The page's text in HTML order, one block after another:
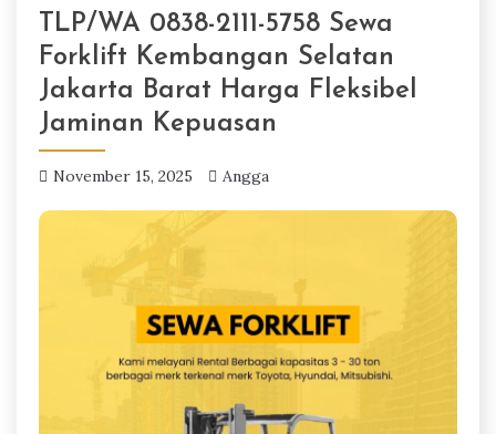
TLP/WA 0838-2111-5758 Sewa
Forklift Kembangan Selatan
Jakarta Barat Harga Fleksibel
Jaminan Kepuasan
November 15, 2025 Angga